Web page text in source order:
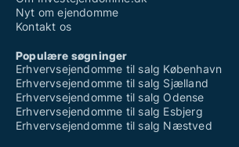
Nyt om ejendomme
Kontakt os
Populære søgninger
Erhvervsejendomme til salg København
Erhvervsejendomme til salg Sjælland
Erhvervsejendomme til salg Odense
Erhvervsejendomme til salg Esbjerg
Erhvervsejendomme til salg Næstved